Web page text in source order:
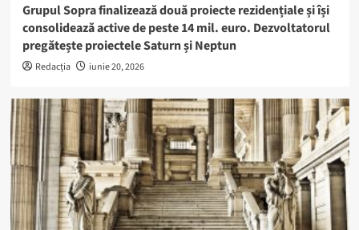
Grupul Sopra finalizează două proiecte rezidențiale și își
consolidează active de peste 14 mil. euro. Dezvoltatorul
pregătește proiectele Saturn și Neptun
Redacția iunie 20, 2026